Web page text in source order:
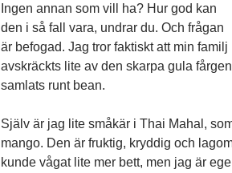
Ingen annan som vill ha? Hur god kan
den i så fall vara, undrar du. Och frågan
är befogad. Jag tror faktiskt att min familj
avskräckts lite av den skarpa gula
samlats runt bean.
Själv är jag lite småkär i Thai Mahal,
mango. Den är fruktig, kryddig och
kunde vågat lite mer bett, men jag är